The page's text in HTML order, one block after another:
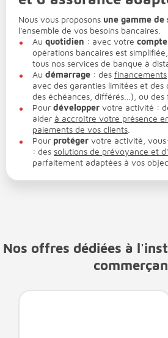
Nous vous proposons une gamme de
l'ensemble de vos besoins bancaires.
Au quotidien : avec votre
opérations bancaires est
tous nos services de banque à
Au démarrage : des financements
avec des garanties limitées et des
des échéances, différés…), ou des
Pour développer votre activité :
aider à accroître votre présence
paiements de vos clients
Pour protéger votre activité,
: des solutions de prévoyance et
parfaitement adaptées à vos
Nos offres dédiées à